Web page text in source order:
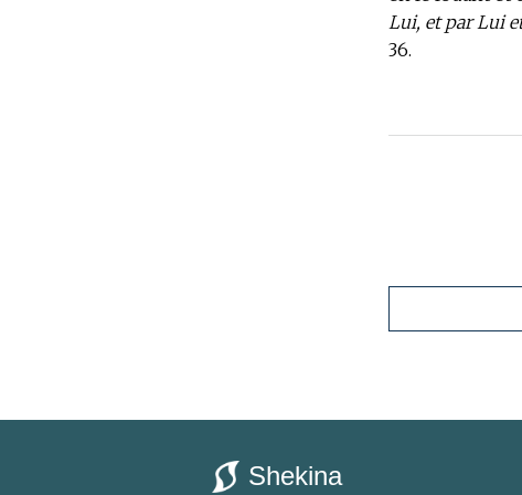
Lui, et par Lui
36.
Shekina